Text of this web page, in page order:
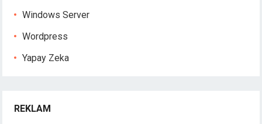
Windows Server
Wordpress
Yapay Zeka
REKLAM